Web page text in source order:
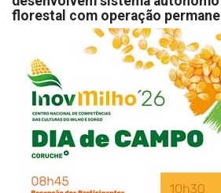
florestal com operação